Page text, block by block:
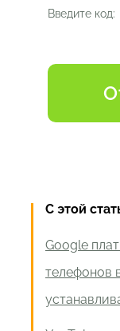
Введите код:
С этой
Google
телефонов